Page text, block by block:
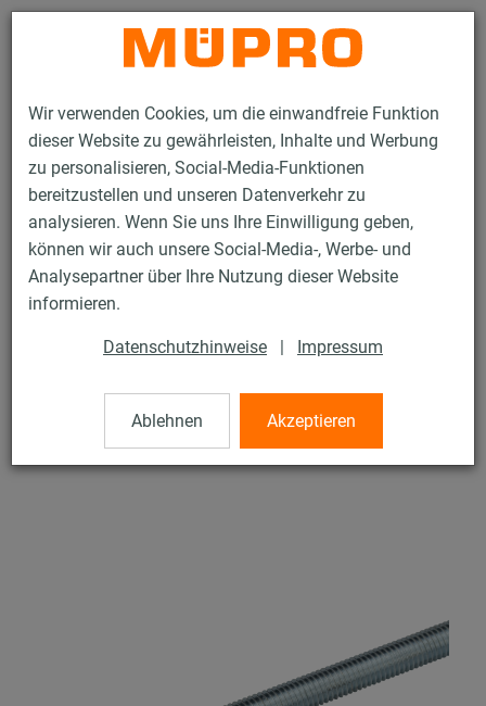
Wir verwenden Cookies, um die einwandfreie Funktion
dieser Website zu gewährleisten, Inhalte und Werbung
zu personalisieren, Social-Media-Funktionen
bereitzustellen und unseren Datenverkehr zu
analysieren. Wenn Sie uns Ihre Einwilligung geben,
können wir auch unsere Social-Media-, Werbe- und
Analysepartner über Ihre Nutzung dieser Website
informieren.
Datenschutzhinweise | Impressum
Ablehnen Akzeptieren
Kontakt
Produkte Befestigungstechnik Montageteile Gewindestangen
21 / 82
Gewindestangen
Güte 8.8, verzinkt